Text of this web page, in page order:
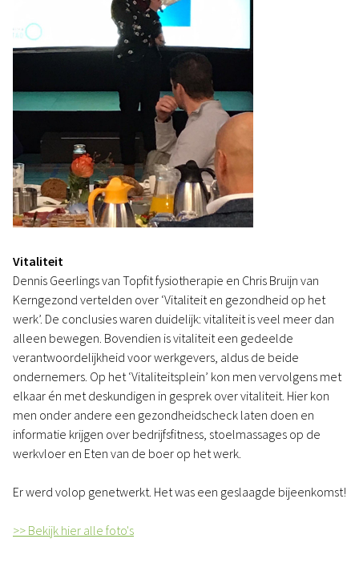
Vitaliteit
Dennis Geerlings van Topfit fysiotherapie en Chris Bruijn van
Kerngezond vertelden over ‘Vitaliteit en gezondheid op het
werk’. De conclusies waren duidelijk: vitaliteit is veel meer dan
alleen bewegen. Bovendien is vitaliteit een gedeelde
verantwoordelijkheid voor werkgevers, aldus de beide
ondernemers. Op het ‘Vitaliteitsplein’ kon men vervolgens met
elkaar én met deskundigen in gesprek over vitaliteit. Hier kon
men onder andere een gezondheidscheck laten doen en
informatie krijgen over bedrijfsfitness, stoelmassages op de
werkvloer en Eten van de boer op het werk.
Er werd volop genetwerkt. Het was een geslaagde bijeenkomst!
>> Bekijk hier alle foto's